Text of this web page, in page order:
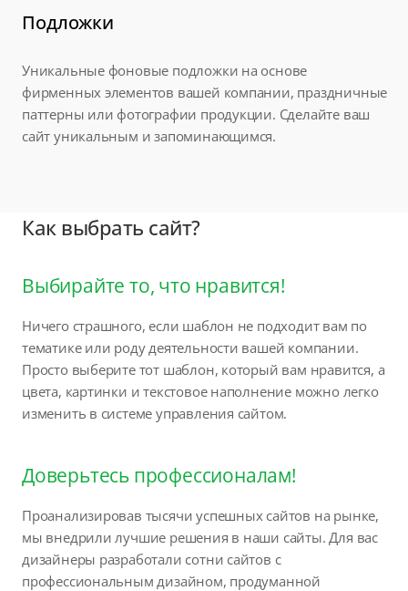
Подложки
Уникальные фоновые подложки на основе
фирменных элементов вашей компании, праздничные
паттерны или фотографии продукции. Сделайте ваш
сайт уникальным и запоминающимся.
Как выбрать сайт?
Выбирайте то, что нравится!
Ничего страшного, если шаблон не подходит вам по
тематике или роду деятельности вашей компании.
Просто выберите тот шаблон, который вам нравится, а
цвета, картинки и текстовое наполнение можно легко
изменить в системе управления сайтом.
Доверьтесь профессионалам!
Проанализировав тысячи успешных сайтов на рынке,
мы внедрили лучшие решения в наши сайты. Для вас
дизайнеры разработали сотни сайтов с
профессиональным дизайном, продуманной